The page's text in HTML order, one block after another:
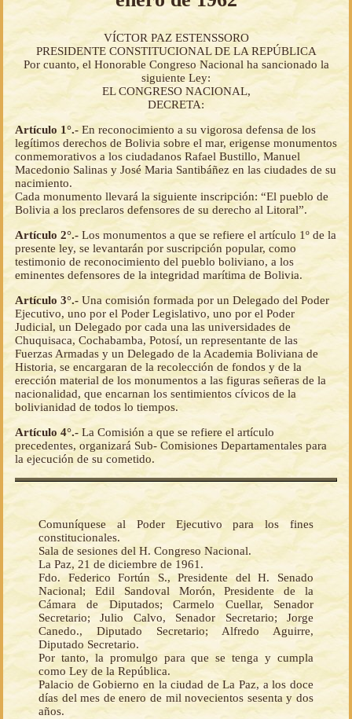
VÍCTOR PAZ ESTENSSORO
PRESIDENTE CONSTITUCIONAL DE LA REPÚBLICA
Por cuanto, el Honorable Congreso Nacional ha sancionado la
siguiente Ley:
EL CONGRESO NACIONAL,
DECRETA:
Artículo 1°.- En reconocimiento a su vigorosa defensa de los
legítimos derechos de Bolivia sobre el mar, erigense monumentos
conmemorativos a los ciudadanos Rafael Bustillo, Manuel
Macedonio Salinas y José Maria Santibáñez en las ciudades de su
nacimiento.
Cada monumento llevará la siguiente inscripción: “El pueblo de
Bolivia a los preclaros defensores de su derecho al Litoral”.
Artículo 2°.- Los monumentos a que se refiere el artículo 1º de la
presente ley, se levantarán por suscripción popular, como
testimonio de reconocimiento del pueblo boliviano, a los
eminentes defensores de la integridad marítima de Bolivia.
Artículo 3°.- Una comisión formada por un Delegado del Poder
Ejecutivo, uno por el Poder Legislativo, uno por el Poder
Judicial, un Delegado por cada una las universidades de
Chuquisaca, Cochabamba, Potosí, un representante de las
Fuerzas Armadas y un Delegado de la Academia Boliviana de
Historia, se encargaran de la recolección de fondos y de la
erección material de los monumentos a las figuras señeras de la
nacionalidad, que encarnan los sentimientos cívicos de la
bolivianidad de todos lo tiempos.
Artículo 4°.- La Comisión a que se refiere el artículo
precedentes, organizará Sub- Comisiones Departamentales para
la ejecución de su cometido.
Comuníquese al Poder Ejecutivo para los fines
constitucionales.
Sala de sesiones del H. Congreso Nacional.
La Paz, 21 de diciembre de 1961.
Fdo. Federico Fortún S., Presidente del H. Senado
Nacional; Edil Sandoval Morón, Presidente de la
Cámara de Diputados; Carmelo Cuellar, Senador
Secretario; Julio Calvo, Senador Secretario; Jorge
Canedo., Diputado Secretario; Alfredo Aguirre,
Diputado Secretario.
Por tanto, la promulgo para que se tenga y cumpla
como Ley de la República.
Palacio de Gobierno en la ciudad de La Paz, a los doce
días del mes de enero de mil novecientos sesenta y dos
años.